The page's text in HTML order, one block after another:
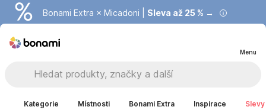
Bonami Extra × Micadoni | Sleva až 25 % →
Summer Sale | Ušetřete až 40 % →
Menu
Kategorie Místnosti Bonami Extra Inspirace